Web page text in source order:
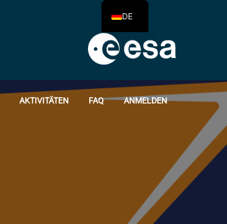
AKTIVITÄTEN FAQ ANMELDEN
DE